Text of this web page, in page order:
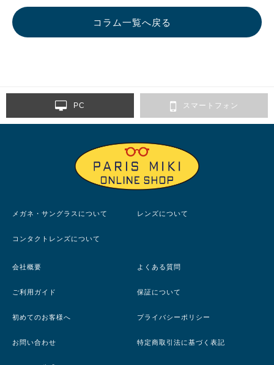
コラム一覧へ戻る
PC スマートフォン
メガネ・サングラスについて レンズについて
コンタクトレンズについて
会社概要 よくある質問
ご利用ガイド 保証について
初めてのお客様へ プライバシーポリシー
お問い合わせ 特定商取引法に基づく表記